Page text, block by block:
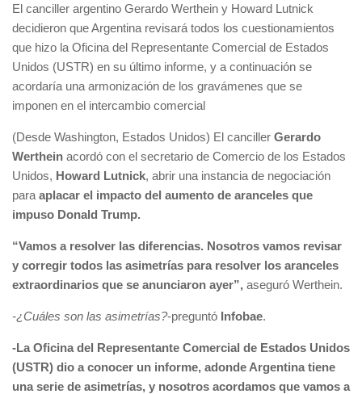
El canciller argentino Gerardo Werthein y Howard Lutnick
decidieron que Argentina revisará todos los cuestionamientos
que hizo la Oficina del Representante Comercial de Estados
Unidos (USTR) en su último informe, y a continuación se
acordaría una armonización de los gravámenes que se
imponen en el intercambio comercial
(Desde Washington, Estados Unidos) El canciller Gerardo
Werthein acordó con el secretario de Comercio de los Estados
Unidos, Howard Lutnick, abrir una instancia de negociación
para aplacar el impacto del aumento de aranceles que
impuso Donald Trump.
“Vamos a resolver las diferencias. Nosotros vamos revisar
y corregir todos las asimetrías para resolver los aranceles
extraordinarios que se anunciaron ayer”, aseguró Werthein.
-¿Cuáles son las asimetrías?-preguntó Infobae.
-La Oficina del Representante Comercial de Estados Unidos
(USTR) dio a conocer un informe, adonde Argentina tiene
una serie de asimetrías, y nosotros acordamos que vamos a